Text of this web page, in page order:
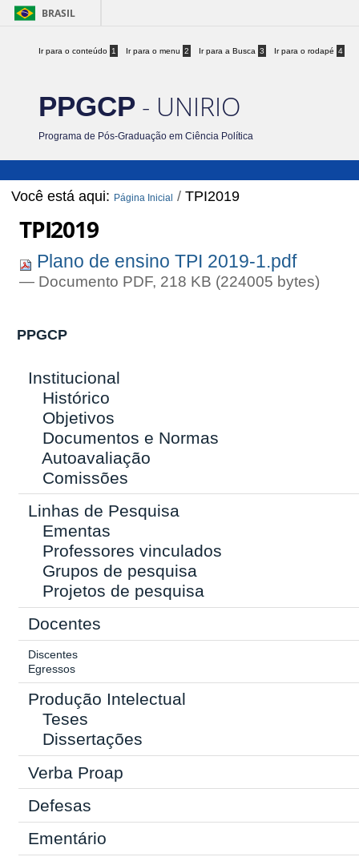
BRASIL
Ir para o conteúdo 1 Ir para o menu 2 Ir para a Busca 3 Ir para o rodapé 4
PPGCP - UNIRIO
Programa de Pós-Graduação em Ciência Política
Você está aqui: Página Inicial /TPI2019
TPI2019
Plano de ensino TPI 2019-1.pdf
— Documento PDF, 218 KB (224005 bytes)
PPGCP
Institucional
Histórico
Objetivos
Documentos e Normas
Autoavaliação
Comissões
Linhas de Pesquisa
Ementas
Professores vinculados
Grupos de pesquisa
Projetos de pesquisa
Docentes
Discentes
Egressos
Produção Intelectual
Teses
Dissertações
Verba Proap
Defesas
Ementário